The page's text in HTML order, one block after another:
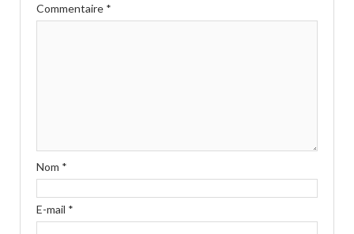
Commentaire *
Nom *
E-mail *